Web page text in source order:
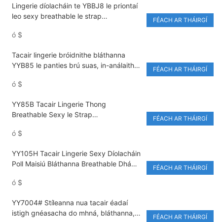
Lingerie díolacháin te YBBJ8 le priontaí
leo sexy breathable le strap
ó $
FÉACH AR THÁIRGÍ
Tacair lingerie bróidnithe bláthanna
YYB85 le panties brú suas, in-análaithe
ó $
FÉACH AR THÁIRGÍ
YY85B Tacair Lingerie Thong
Breathable Sexy le Strap
ó $
FÉACH AR THÁIRGÍ
YY105H Tacair Lingerie Sexy Díolacháin
Poll Maisiú Bláthanna Breathable Dhá
Inchoigeartaithe
ó $
FÉACH AR THÁIRGÍ
YY7004# Stíleanna nua tacair éadaí
istigh gnéasacha do mhná, bláthanna,
FÉACH AR THÁIRGÍ